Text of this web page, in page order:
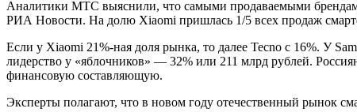
Аналитики МТС выяснили, что самыми продаваемыми
РИА Новости. На долю Xiaomi пришлась 1/5 всех продаж
Если у Xiaomi 21%-ная доля рынка, то далее Tecno c 16%. У
лидерство у «яблочников» — 32% или 211 млрд рублей.
финансовую составляющую.
Эксперты полагают, что в новом году отечественный рынок